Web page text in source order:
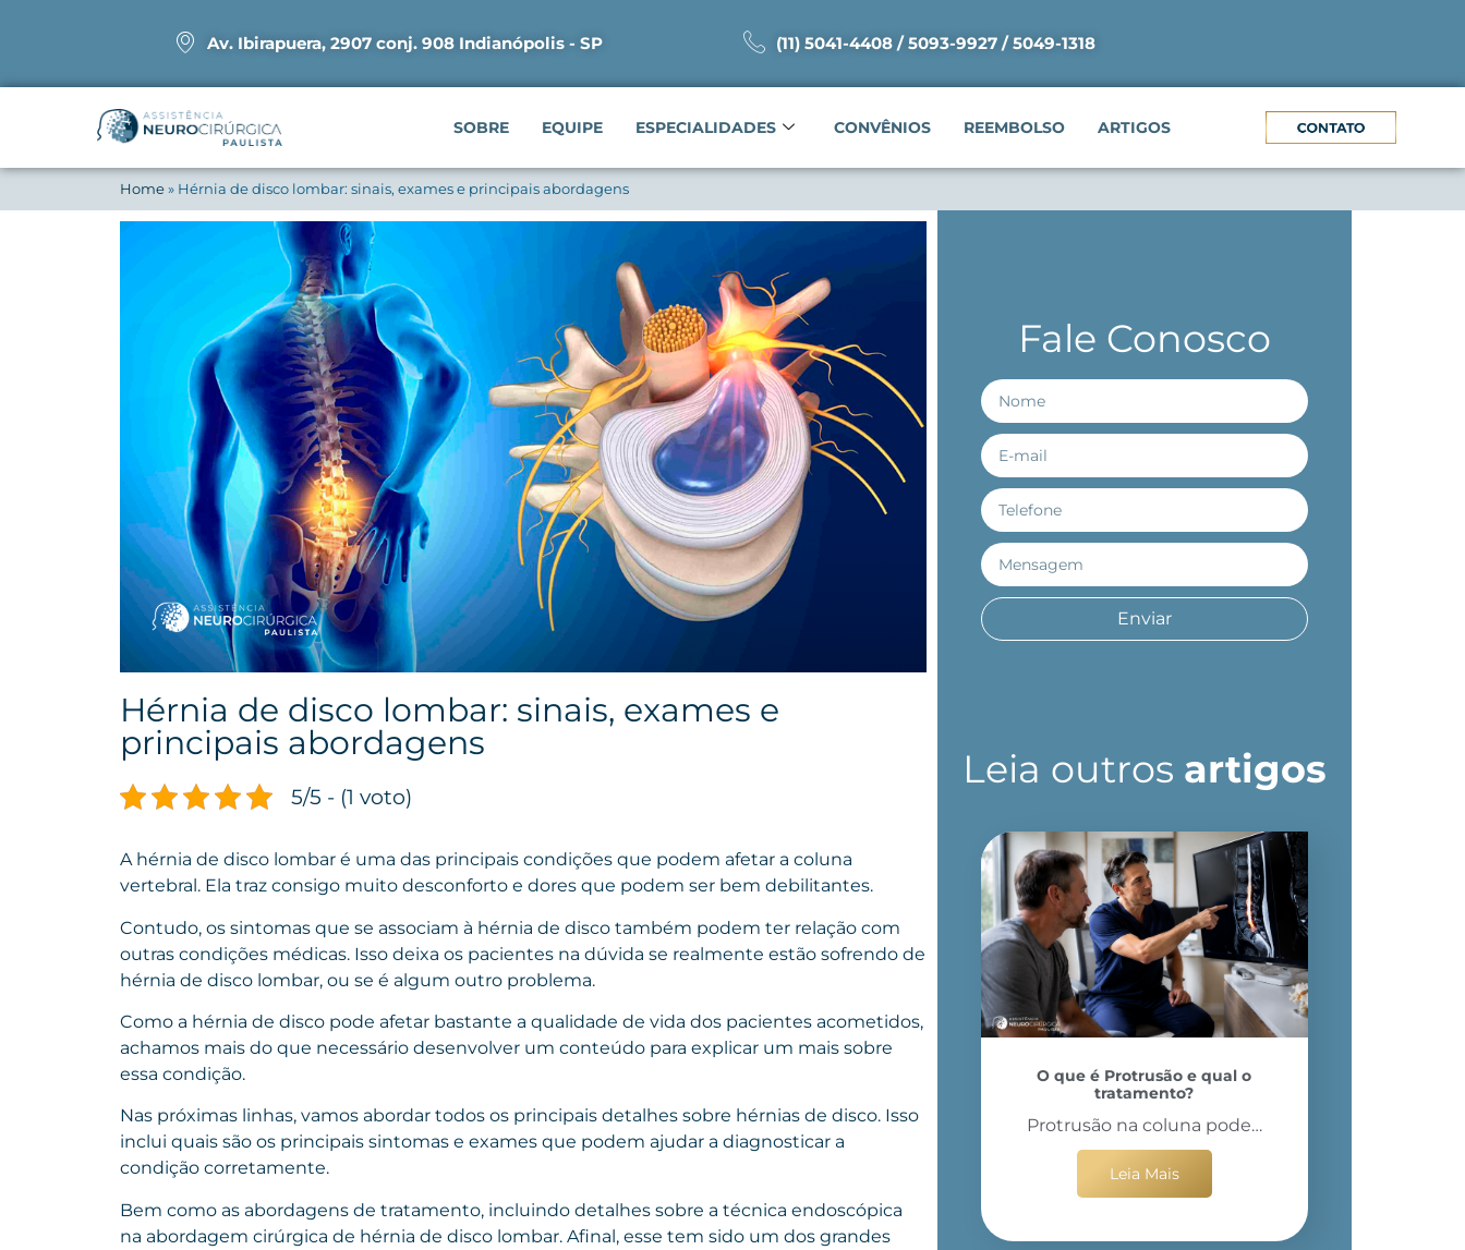
Av. Ibirapuera, 2907 conj. 908 Indianópolis - SP (11) 5041-4408 / 5093-9927 / 5049-1318
SOBRE EQUIPE ESPECIALIDADES CONVÊNIOS REEMBOLSO ARTIGOS
Home» Hérnia de disco lombar: sinais, exames e principais abordagens
Hérnia de disco lombar: sinais, exames e
principais abordagens
5/5 - (1 voto)
A hérnia de disco lombar é uma das principais condições que podem afetar a coluna
vertebral. Ela traz consigo muito desconforto e dores que podem ser bem debilitantes.
Contudo, os sintomas que se associam à hérnia de disco também podem ter relação com
outras condições médicas. Isso deixa os pacientes na dúvida se realmente estão sofrendo de
hérnia de disco lombar, ou se é algum outro problema.
Como a hérnia de disco pode afetar bastante a qualidade de vida dos pacientes acometidos,
achamos mais do que necessário desenvolver um conteúdo para explicar um mais sobre
essa condição.
Nas próximas linhas, vamos abordar todos os principais detalhes sobre hérnias de disco. Isso
inclui quais são os principais sintomas e exames que podem ajudar a diagnosticar a
condição corretamente.
Bem como as abordagens de tratamento, incluindo detalhes sobre a técnica endoscópica
na abordagem cirúrgica de hérnia de disco lombar. Afinal, esse tem sido um dos grandes
Fale Conosco
Enviar
Leia outros artigos
O que é Protrusão e qual o
tratamento?
Protrusão na coluna pode…
Leia Mais